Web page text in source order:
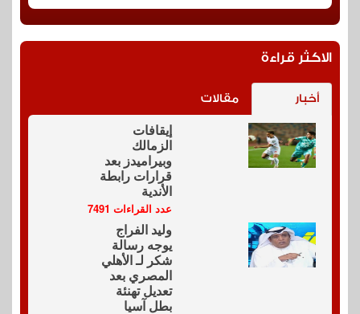
الاكثر قراءة
أخبار مقالات
إيقافات
الزمالك
وبيراميدز بعد
قرارات رابطة
الأندية
عدد القراءات 7491
وليد الفراج
يوجه رسالة
شكر لـ الأهلي
المصري بعد
تعديل تهنئة
بطل آسيا